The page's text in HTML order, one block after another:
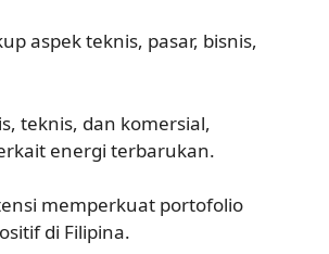
aspek teknis, pasar, bisnis,
teknis, dan komersial,
energi terbarukan.
memperkuat portofolio
di Filipina.